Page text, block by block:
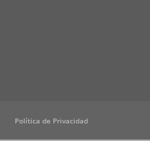
Política de Privacidad